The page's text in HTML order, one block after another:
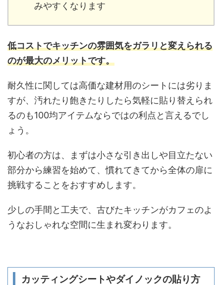
みやすくなります
低コストでキッチンの雰囲気をガラリと変えられる
のが最大のメリットです。
耐久性に関しては高価な建材用のシートには劣りま
すが、汚れたり飽きたりしたら気軽に貼り替えられ
るのも100均アイテムならではの利点と言えるでし
ょう。
初心者の方は、まずは小さな引き出しや目立たない
部分から練習を始めて、慣れてきてから全体の扉に
挑戦することをおすすめします。
少しの手間と工夫で、古びたキッチンがカフェのよ
うなおしゃれな空間に生まれ変わります。
カッティングシートやダイノックの貼り方